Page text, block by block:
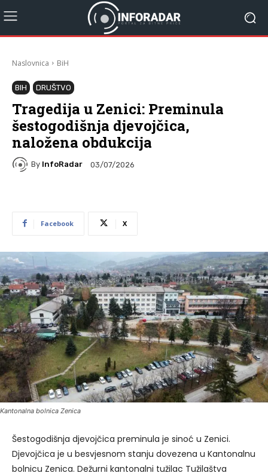
Naslovnica BiH
BIH DRUŠTVO
Tragedija u Zenici: Preminula
šestogodišnja djevojčica,
naložena obdukcija
By InfoRadar 03/07/2026
Facebook X
Kantonalna bolnica Zenica
Šestogodišnja djevojčica preminula je sinoć u Zenici.
Djevojčica je u besvjesnom stanju dovezena u Kantonalnu
bolnicu Zenica. Dežurni kantonalni tužilac Tužilaštva